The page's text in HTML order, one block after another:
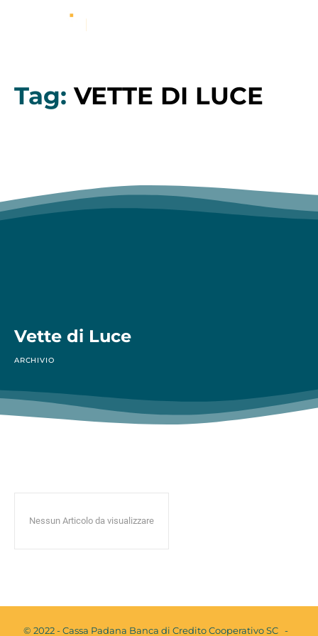
Tag:VETTE DI LUCE
Vette di Luce
ARCHIVIO
Nessun Articolo da visualizzare
© 2022 - Cassa Padana Banca di Credito Cooperativo SC -